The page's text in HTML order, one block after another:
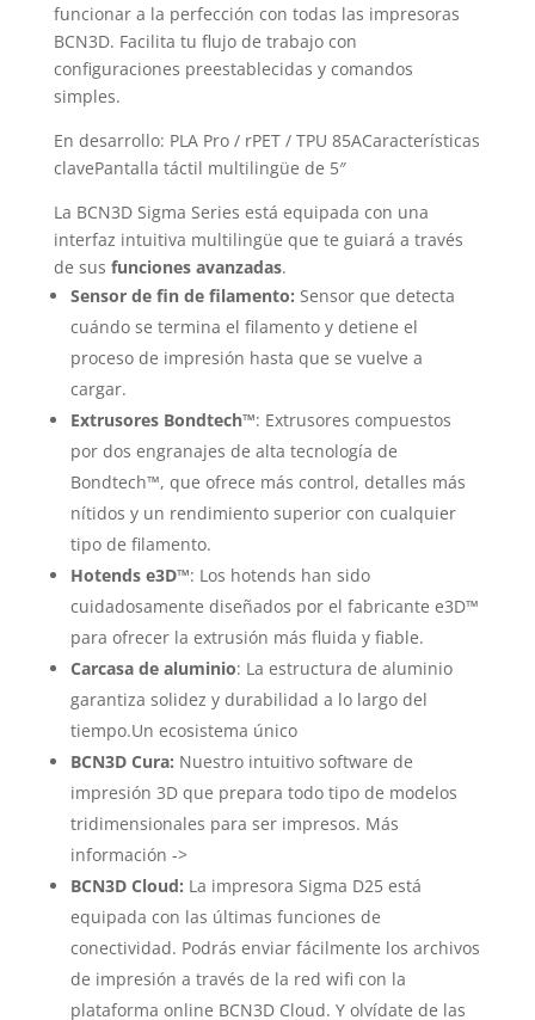
funcionar a la perfección con todas las impresoras
BCN3D. Facilita tu flujo de trabajo con
configuraciones preestablecidas y comandos
simples.
En desarrollo: PLA Pro / rPET / TPU 85ACaracterísticas
clavePantalla táctil multilingüe de 5″
La BCN3D Sigma Series está equipada con una
interfaz intuitiva multilingüe que te guiará a través
de sus funciones avanzadas.
Sensor de fin de filamento: Sensor que detecta
cuándo se termina el filamento y detiene el
proceso de impresión hasta que se vuelve a
cargar.
Extrusores Bondtech™: Extrusores compuestos
por dos engranajes de alta tecnología de
Bondtech™, que ofrece más control, detalles más
nítidos y un rendimiento superior con cualquier
tipo de filamento.
Hotends e3D™: Los hotends han sido
cuidadosamente diseñados por el fabricante e3D™
para ofrecer la extrusión más fluida y fiable.
Carcasa de aluminio: La estructura de aluminio
garantiza solidez y durabilidad a lo largo del
tiempo.Un ecosistema único
BCN3D Cura: Nuestro intuitivo software de
impresión 3D que prepara todo tipo de modelos
tridimensionales para ser impresos. Más
información ->
BCN3D Cloud: La impresora Sigma D25 está
equipada con las últimas funciones de
conectividad. Podrás enviar fácilmente los archivos
de impresión a través de la red wifi con la
plataforma online BCN3D Cloud. Y olvídate de las